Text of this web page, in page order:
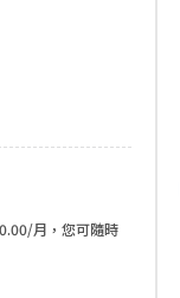
月，您可隨時